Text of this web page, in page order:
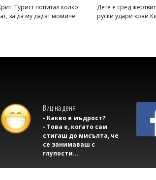
Турист попитал колко
за да му дадат момиче
Дете е сред
руски удари край
Виц на деня
- Какво е мъдрост?
- Това е, когато сам
стигаш до мисълта, че
се занимаваш с
глупости...